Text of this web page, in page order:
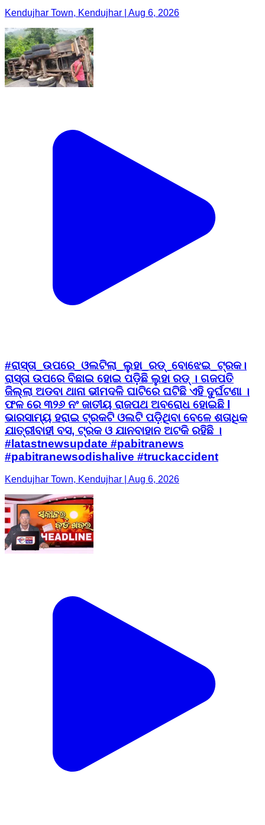
Kendujhar Town, Kendujhar | Aug 6, 2026
#ରାସ୍ତା_ଉପରେ_ଓଲଟିଲା_ଲୁହା_ରଡ୍_ବୋଝେଇ_ଟ୍ରକ।
ରାସ୍ତା ଉପରେ ବିଛାଇ ହୋଇ ପଡ଼ିଛି ଲୁହା ରଡ୍ । ଗଜପତି
ଜିଲ୍ଲା ଅଡବା ଥାନା ଭୀମଦଳି ଘାଟିରେ ଘଟିଛି ଏହି ଦୁର୍ଘଟଣା ।
ଫଳ ରେ ୩୨୬ ନଂ ଜାତୀୟ ରାଜପଥ ଅବରୋଧ ହୋଇଛି l
ଭାରସାମ୍ୟ ହରାଇ ଟ୍ରକଟି ଓଲଟି ପଡ଼ିଥିବା ବେଳେ ଶତାଧିକ
ଯାତ୍ରୀବାହୀ ବସ, ଟ୍ରକ ଓ ଯାନବାହାନ ଅଟକି ରହିଛି ।
#latastnewsupdate #pabitranews
#pabitranewsodishalive #truckaccident
Kendujhar Town, Kendujhar | Aug 6, 2026